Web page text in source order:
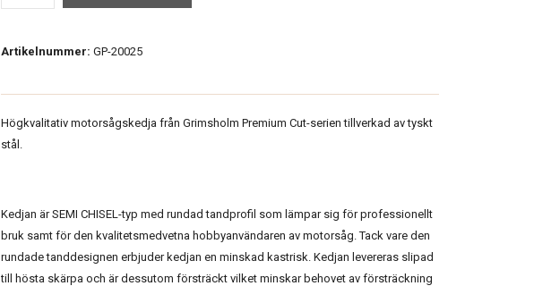
Artikelnummer: GP-20025
Högkvalitativ motorsågskedja från Grimsholm Premium Cut-serien tillverkad av tyskt
stål.
Kedjan är SEMI CHISEL-typ med rundad tandprofil som lämpar sig för professionellt
bruk samt för den kvalitetsmedvetna hobbyanvändaren av motorsåg. Tack vare den
rundade tanddesignen erbjuder kedjan en minskad kastrisk. Kedjan levereras slipad
till hösta skärpa och är dessutom försträckt vilket minskar behovet av försträckning